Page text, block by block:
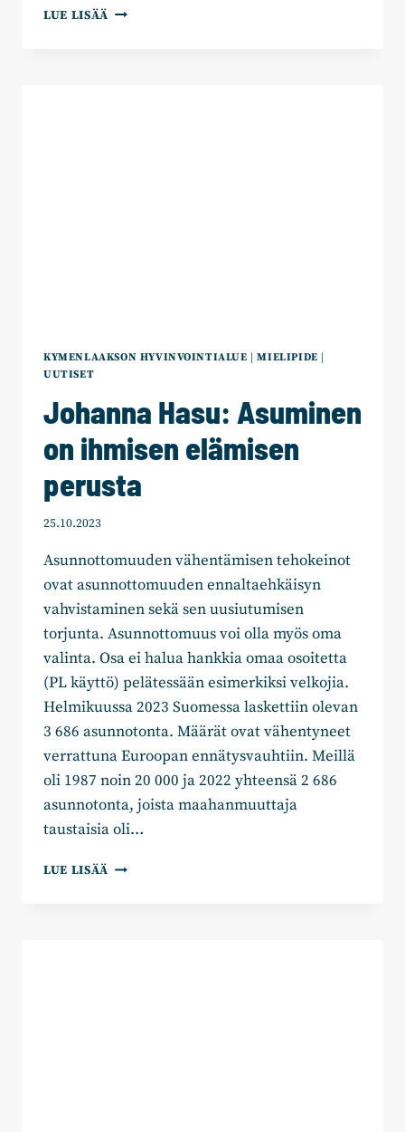
LUE LISÄÄ JOHANNA
KYMENLAAKSON HYVINVOINTIALUE |MIELIPIDE
UUTISET
Johanna Hasu: Asuminen
on ihmisen elämisen
perusta
25.10.2023
Asunnottomuuden vähentämisen tehokeinot
ovat asunnottomuuden ennaltaehkäisyn
vahvistaminen sekä sen uusiutumisen
torjunta. Asunnottomuus voi olla myös oma
valinta. Osa ei halua hankkia omaa osoitetta
(PL käyttö) pelätessään esimerkiksi velkojia.
Helmikuussa 2023 Suomessa laskettiin olevan
3 686 asunnotonta. Määrät ovat vähentyneet
verrattuna Euroopan ennätysvauhtiin. Meillä
oli 1987 noin 20 000 ja 2022 yhteensä 2 686
asunnotonta, joista maahanmuuttaja
taustaisia oli…
LUE LISÄÄ JOHANNA